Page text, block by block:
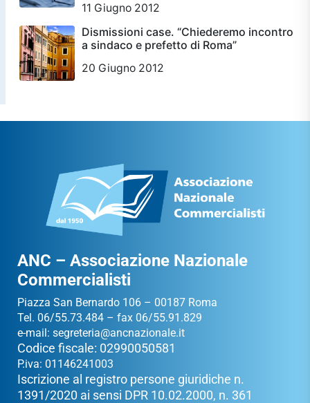
11 Giugno 2012
Dismissioni case. “Chiederemo incontro
a sindaco e prefetto di Roma”
20 Giugno 2012
ANC – Associazione Nazionale
Commercialisti
Piazza San Bernardo 106 – 00187 Roma
Tel. 06/55.73.484 – fax 06/55.91.829
e-mail: segreteria@ancnazionale.it
Codice fiscale: 02990050581
P.iva: 01146241003
Iscrizione al registro persone giuridiche n.
1391/2020 ai sensi DPR 10.02.2000, n. 361